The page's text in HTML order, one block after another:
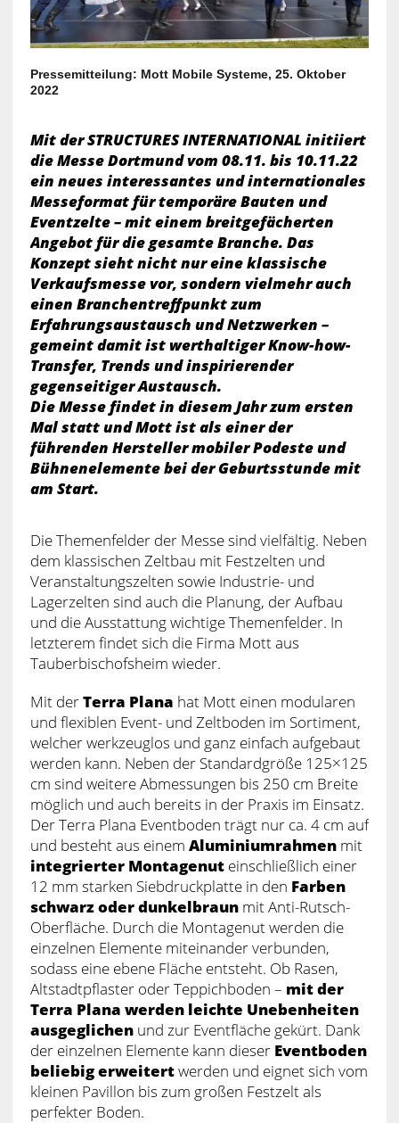
Pressemitteilung: Mott Mobile Systeme, 25. Oktober
2022
Mit der STRUCTURES INTERNATIONAL initiiert
die Messe Dortmund vom 08.11. bis 10.11.22
ein neues interessantes und internationales
Messeformat für temporäre Bauten und
Eventzelte – mit einem breitgefächerten
Angebot für die gesamte Branche. Das
Konzept sieht nicht nur eine klassische
Verkaufsmesse vor, sondern vielmehr auch
einen Branchentreffpunkt zum
Erfahrungsaustausch und Netzwerken –
gemeint damit ist werthaltiger Know-how-
Transfer, Trends und inspirierender
gegenseitiger Austausch.
Die Messe findet in diesem Jahr zum ersten
Mal statt und Mott ist als einer der
führenden Hersteller mobiler Podeste und
Bühnenelemente bei der Geburtsstunde mit
am Start.
Die Themenfelder der Messe sind vielfältig. Neben
dem klassischen Zeltbau mit Festzelten und
Veranstaltungszelten sowie Industrie- und
Lagerzelten sind auch die Planung, der Aufbau
und die Ausstattung wichtige Themenfelder. In
letzterem findet sich die Firma Mott aus
Tauberbischofsheim wieder.
Mit derTerra Plana hat Mott einen modularen
und flexiblen Event- und Zeltboden im Sortiment,
welcher werkzeuglos und ganz einfach aufgebaut
werden kann. Neben der Standardgröße 125×125
cm sind weitere Abmessungen bis 250 cm Breite
möglich und auch bereits in der Praxis im Einsatz.
Der Terra Plana Eventboden trägt nur ca. 4 cm auf
und besteht aus einem Aluminiumrahmenmit
integrierter Montagenuteinschließlich einer
12 mm starken Siebdruckplatte in den Farben
schwarz oder dunkelbraun mit Anti-Rutsch-
Oberfläche. Durch die Montagenut werden die
einzelnen Elemente miteinander verbunden,
sodass eine ebene Fläche entsteht. Ob Rasen,
Altstadtpflaster oder Teppichboden – mit der
Terra Plana werden leichte Unebenheiten
ausgeglichenund zur Eventfläche gekürt. Dank
der einzelnen Elemente kann dieser Eventboden
beliebig erweitertwerden und eignet sich vom
kleinen Pavillon bis zum großen Festzelt als
perfekter Boden.